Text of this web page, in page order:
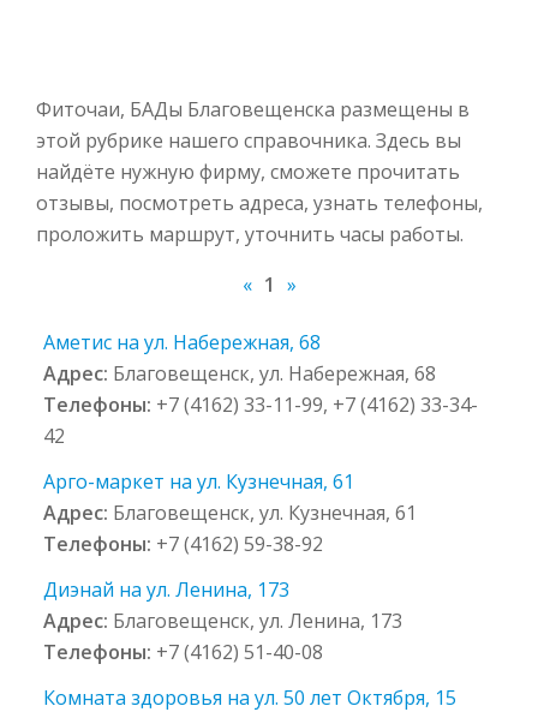
Фиточаи, БАДы Благовещенска размещены в
этой рубрике нашего справочника. Здесь вы
найдёте нужную фирму, сможете прочитать
отзывы, посмотреть адреса, узнать телефоны,
проложить маршрут, уточнить часы работы.
« 1 »
Аметис на ул. Набережная, 68
Адрес: Благовещенск, ул. Набережная, 68
Телефоны: +7 (4162) 33-11-99, +7 (4162) 33-34-
42
Арго-маркет на ул. Кузнечная, 61
Адрес: Благовещенск, ул. Кузнечная, 61
Телефоны: +7 (4162) 59-38-92
Диэнай на ул. Ленина, 173
Адрес: Благовещенск, ул. Ленина, 173
Телефоны: +7 (4162) 51-40-08
Комната здоровья на ул. 50 лет Октября, 15